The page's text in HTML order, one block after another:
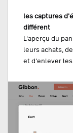
les captures
différent
L'aperçu du
leurs achats,
et d'enlever